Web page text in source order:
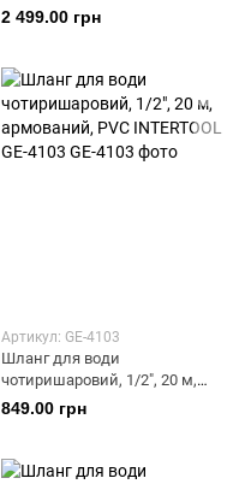
PVC INTERTOOL GE-4076
2 499.00 грн
Артикул: GE-4103
Шланг для води
чотиришаровий, 1/2", 20 м,
армований, PVC INTERTOOL
849.00 грн